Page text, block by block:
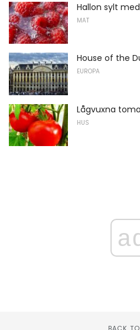
Hallon sylt
MAT
House of the
EUROPA
Lågvuxna
HUS